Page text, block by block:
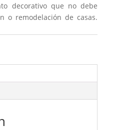
decorativo que no debe
o remodelación de casas.